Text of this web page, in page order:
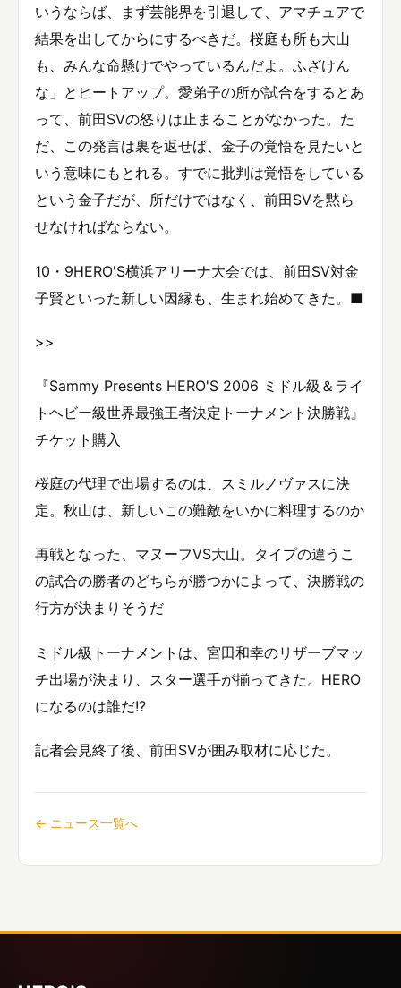
いうならば、まず芸能界を引退して、アマチュアで
結果を出してからにするべきだ。桜庭も所も大山
も、みんな命懸けでやっているんだよ。ふざけん
な」とヒートアップ。愛弟子の所が試合をするとあ
って、前田SVの怒りは止まることがなかった。た
だ、この発言は裏を返せば、金子の覚悟を見たいと
いう意味にもとれる。すでに批判は覚悟をしている
という金子だが、所だけではなく、前田SVを黙ら
せなければならない。
10・9HERO'S横浜アリーナ大会では、前田SV対金
子賢といった新しい因縁も、生まれ始めてきた。■
>>
『Sammy Presents HERO'S 2006 ミドル級＆ライ
トヘビー級世界最強王者決定トーナメント決勝戦』
チケット購入
桜庭の代理で出場するのは、スミルノヴァスに決
定。秋山は、新しいこの難敵をいかに料理するのか
再戦となった、マヌーフVS大山。タイプの違うこ
の試合の勝者のどちらが勝つかによって、決勝戦の
行方が決まりそうだ
ミドル級トーナメントは、宮田和幸のリザーブマッ
チ出場が決まり、スター選手が揃ってきた。HERO
になるのは誰だ!?
記者会見終了後、前田SVが囲み取材に応じた。
← ニュース一覧へ